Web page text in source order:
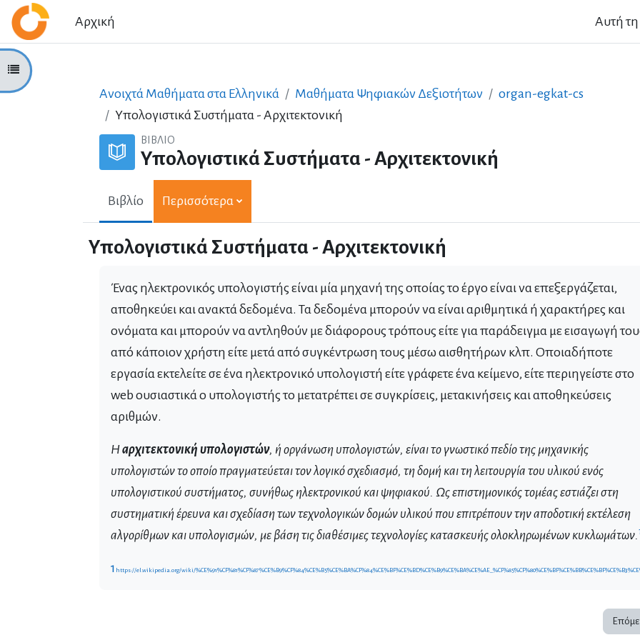
Μετάβαση στο κεντρικό περιεχόμενο
Αρχική
Αυτή τη
Άνοιγμα ευρετηρίου μαθήματος
Ανοιχτά Μαθήματα στα Ελληνικά Μαθήματα Ψηφιακών Δεξιοτήτων
organ-egkat-cs
Υπολογιστικά Συστήματα - Αρχιτεκτονική
ΒΙΒΛΊΟ
Υπολογιστικά Συστήματα - Αρχιτεκτονική
Βιβλίο Περισσότερα
Υπολογιστικά Συστήματα - Αρχιτεκτονική
Ένας ηλεκτρονικός υπολογιστής είναι μία μηχανή της οποίας το έργο είναι να επεξεργάζεται,
αποθηκεύει και ανακτά δεδομένα. Τα δεδομένα μπορούν να είναι αριθμητικά ή χαρακτήρες και
ονόματα και μπορούν να αντληθούν με διάφορους τρόπους είτε για παράδειγμα με εισαγωγή
από κάποιον χρήστη είτε μετά από συγκέντρωση τους μέσω αισθητήρων κλπ. Οποιαδήποτε
εργασία εκτελείτε σε ένα ηλεκτρονικό υπολογιστή είτε γράφετε ένα κείμενο, είτε περιηγείστε στο
webουσιαστικά ο υπολογιστής το μετατρέπει σε συγκρίσεις, μετακινήσεις και αποθηκεύσεις
αριθμών.
Ηαρχιτεκτονική υπολογιστών, ή οργάνωση υπολογιστών, είναι το γνωστικό πεδίο της μηχανικής
υπολογιστών το οποίο πραγματεύεται τον λογικό σχεδιασμό, τη δομή και τη λειτουργία του υλικού ενός
υπολογιστικού συστήματος, συνήθως ηλεκτρονικού και ψηφιακού. Ως επιστημονικός τομέας εστιάζει στη
συστηματική έρευνα και σχεδίαση των τεχνολογικών δομών υλικού που επιτρέπουν την αποδοτική εκτέλεση
αλγορίθμων και υπολογισμών, με βάση τις διαθέσιμες τεχνολογίες κατασκευής ολοκληρωμένων κυκλωμάτων.
1 https://el.wikipedia.org/wiki/